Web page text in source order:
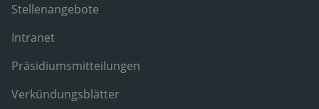
Stellenangebote
Intranet
Präsidiumsmitteilungen
Verkündungsblätter